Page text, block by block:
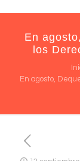
En
los
En agosto,